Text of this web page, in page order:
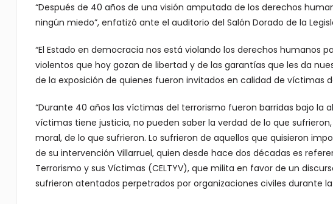
“Después de 40 años de una visión amputada de los derechos
ningún miedo”, enfatizó ante el auditorio del Salón Dorado de la
“El Estado en democracia nos está violando los derechos humanos
violentos que hoy gozan de libertad y de las garantías que les da
de la exposición de quienes fueron invitados en calidad de víctimas
“Durante 40 años las víctimas del terrorismo fueron barridas bajo la
víctimas tiene justicia, no pueden saber la verdad de lo que
moral, de lo que sufrieron. Lo sufrieron de aquellos que quisieron
de su intervención Villarruel, quien desde hace dos décadas es
Terrorismo y sus Víctimas (CELTYV), que milita en favor de un
sufrieron atentados perpetrados por organizaciones civiles durante